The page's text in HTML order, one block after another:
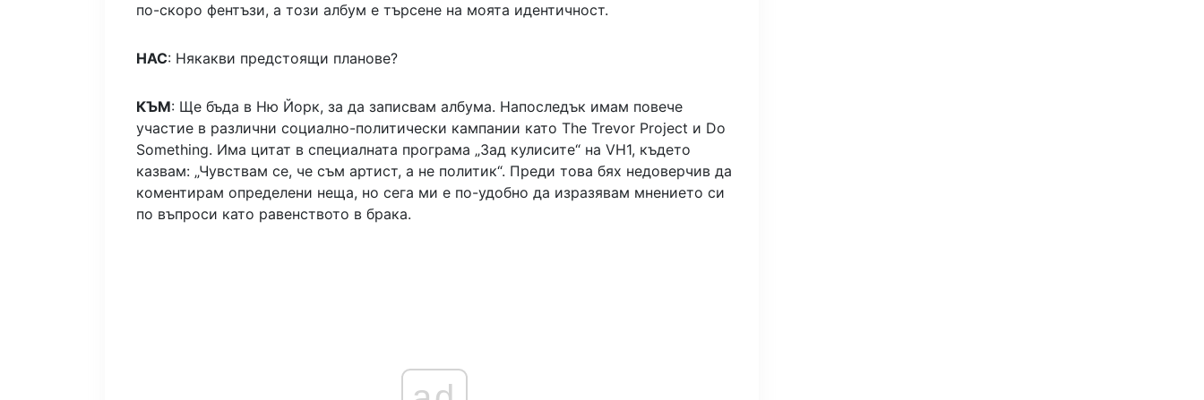
по-скоро фентъзи, а този албум е търсене на моята идентичност.
НАС: Някакви предстоящи планове?
КЪМ: Ще бъда в Ню Йорк, за да записвам албума. Напоследък имам повече
участие в различни социално-политически кампании като The Trevor Project и Do
Something. Има цитат в специалната програма „Зад кулисите“ на VH1, където
казвам: „Чувствам се, че съм артист, а не политик“. Преди това бях недоверчив да
коментирам определени неща, но сега ми е по-удобно да изразявам мнението си
по въпроси като равенството в брака.